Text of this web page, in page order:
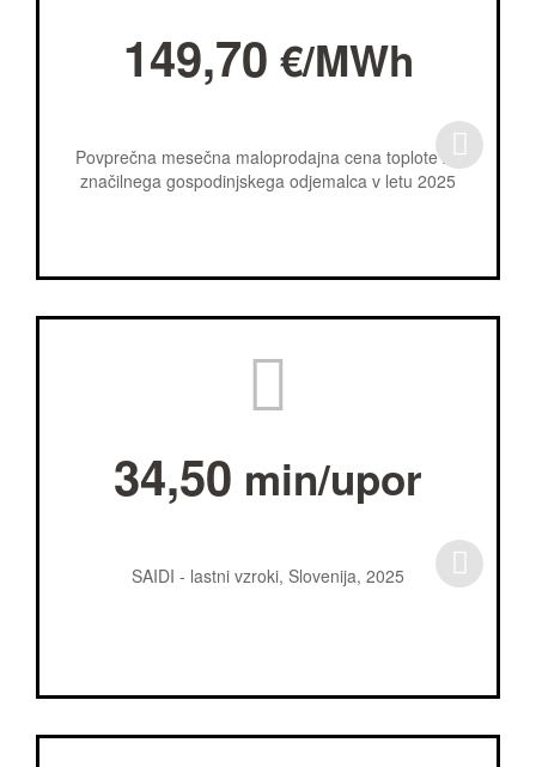
149,70 €/MWh
Povprečna mesečna maloprodajna cena toplote za
značilnega gospodinjskega odjemalca v letu 2025
34,50 min/upor
SAIDI - lastni vzroki, Slovenija, 2025